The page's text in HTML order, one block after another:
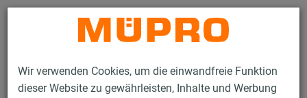
Wir verwenden Cookies, um die einwandfreie Funktion
dieser Website zu gewährleisten, Inhalte und Werbung
Kontakt